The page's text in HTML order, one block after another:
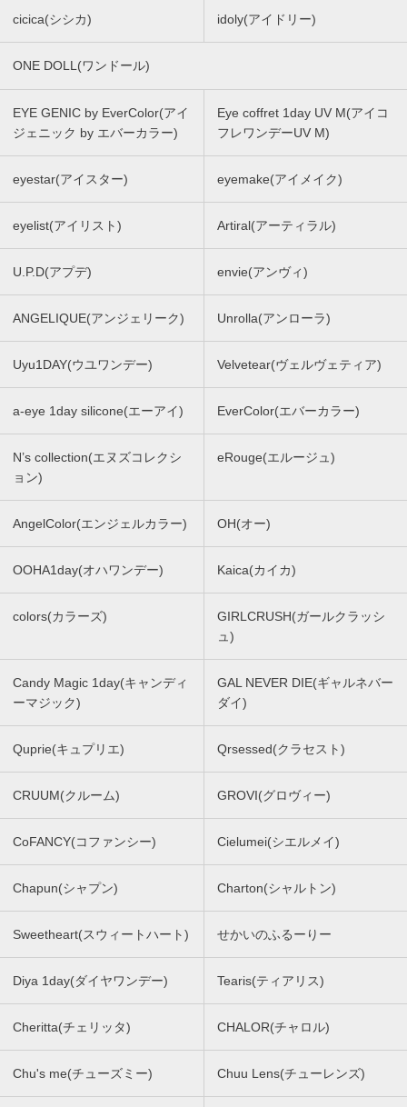
cicica(シシカ) idoly(アイドリー)
ONE DOLL(ワンドール)
EYE GENIC by EverColor(アイ
ジェニック by エバーカラー)
Eye coffret 1day UV M(アイコ
フレワンデーUV M)
eyestar(アイスター) eyemake(アイメイク)
eyelist(アイリスト) Artiral(アーティラル)
U.P.D(アプデ) envie(アンヴィ)
ANGELIQUE(アンジェリーク) Unrolla(アンローラ)
Uyu1DAY(ウユワンデー) Velvetear(ヴェルヴェティア)
a-eye 1day silicone(エーアイ) EverColor(エバーカラー)
N’s collection(エヌズコレクシ
ョン)
eRouge(エルージュ)
AngelColor(エンジェルカラー) OH(オー)
OOHA1day(オハワンデー) Kaica(カイカ)
colors(カラーズ)
GIRLCRUSH(ガールクラッシ
ュ)
Candy Magic 1day(キャンディ
ーマジック)
GAL NEVER DIE(ギャルネバー
ダイ)
Quprie(キュプリエ) Qrsessed(クラセスト)
CRUUM(クルーム) GROVI(グロヴィー)
CoFANCY(コファンシー) Cielumei(シエルメイ)
Chapun(シャプン) Charton(シャルトン)
Sweetheart(スウィートハート) せかいのふるーりー
Diya 1day(ダイヤワンデー) Tearis(ティアリス)
Cheritta(チェリッタ) CHALOR(チャロル)
Chu's me(チューズミー) Chuu Lens(チューレンズ)